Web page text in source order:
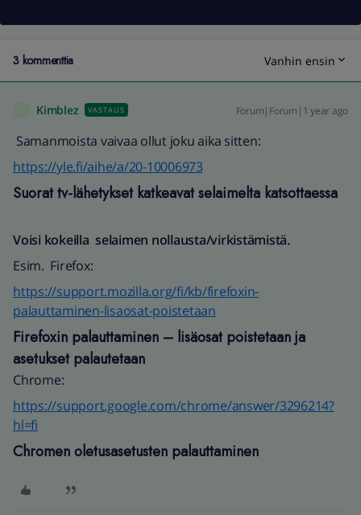
3 kommenttia Vanhin ensin
Kimblez VASTAUS Forum|Forum|1 year ago
Samanmoista vaivaa ollut joku aika sitten:
https://yle.fi/aihe/a/20-10006973
Suorat tv-lähetykset katkeavat selaimelta katsottaessa
Voisi kokeilla selaimen nollausta/virkistämistä.
Esim. Firefox:
https://support.mozilla.org/fi/kb/firefoxin-
palauttaminen-lisaosat-poistetaan
Firefoxin palauttaminen – lisäosat poistetaan ja
asetukset palautetaan
Chrome:
https://support.google.com/chrome/answer/3296214?
hl=fi
Chromen oletusasetusten palauttaminen